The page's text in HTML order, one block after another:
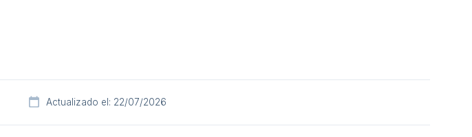
Actualizado el: 22/07/2026